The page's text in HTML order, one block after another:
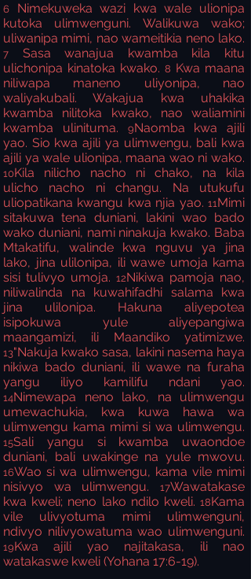
6 Nimekuweka wazi kwa wale ulionipa
kutoka ulimwenguni. Walikuwa wako;
uliwanipa mimi, nao wameitikia neno lako.
7 Sasa wanajua kwamba kila kitu
ulichonipa kinatoka kwako. 8 Kwa maana
niliwapa maneno uliyonipa, nao
waliyakubali. Wakajua kwa uhakika
kwamba nilitoka kwako, nao waliamini
kwamba ulinituma.
9Naomba kwa ajili
yao. Sio kwa ajili ya ulimwengu, bali kwa
ajili ya wale ulionipa, maana wao ni wako.
10Kila nilicho nacho ni chako, na kila
ulicho nacho ni changu. Na utukufu
uliopatikana kwangu kwa njia yao. 11Mimi
sitakuwa tena duniani, lakini wao bado
wako duniani, nami ninakuja kwako. Baba
Mtakatifu, walinde kwa nguvu ya jina
lako, jina ulilonipa, ili wawe umoja kama
sisi tulivyo umoja. 12Nikiwa pamoja nao,
niliwalinda na kuwahifadhi salama kwa
jina ulilonipa. Hakuna aliyepotea
isipokuwa yule aliyepangiwa
maangamizi, ili Maandiko yatimizwe.
13"Nakuja kwako sasa, lakini nasema haya
nikiwa bado duniani, ili wawe na furaha
yangu iliyo kamilifu ndani yao.
14Nimewapa neno lako, na ulimwengu
umewachukia, kwa kuwa hawa wa
ulimwengu kama mimi si wa ulimwengu.
15Sali yangu si kwamba uwaondoe
duniani, bali uwakinge na yule mwovu.
16Wao si wa ulimwengu, kama vile mimi
nisivyo wa ulimwengu. 17Wawatakase
kwa kweli; neno lako ndilo kweli. 18Kama
vile ulivyotuma mimi ulimwenguni,
ndivyo nilivyowatuma wao ulimwenguni.
19Kwa ajili yao najitakasa, ili nao
watakaswe kweli (Yohana 17:6-19).